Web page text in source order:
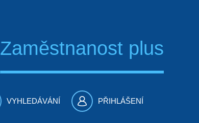
Zaměstnanost plus
VYHLEDÁVÁNÍ PŘIHLÁŠENÍ